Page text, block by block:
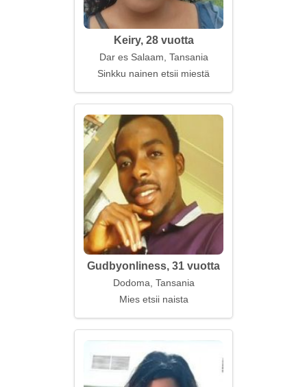
Keiry, 28 vuotta
Dar es Salaam, Tansania
Sinkku nainen etsii miestä
Gudbyonliness, 31 vuotta
Dodoma, Tansania
Mies etsii naista